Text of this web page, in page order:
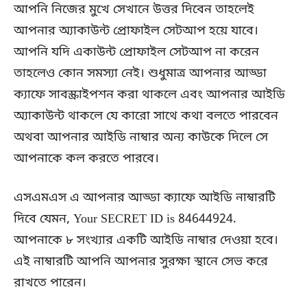
আপনি নিজের মুখে সেখানে উত্তর দিবেন তাহলেই
আপনার অ্যাকাউন্ট প্রোফাইল সেটআপ হয়ে যাবে।
আপনি যদি একাউন্ট প্রোফাইল সেটআপ না করেন
তাহলেও কোন সমস্যা নেই। শুধুমাত্র আপনার আড্ডা
ক্যাফে সাবস্ক্রাইপশন করা থাকলে এবং আপনার আইডি
অ্যাকাউন্ট থাকলে যে কারো সাথে কথা বলতে পারবেন
অথবা আপনার আইডি নাম্বার অন্য কাউকে দিলে সে
আপনাকে কল করতে পারবে।
এসএমএস এ আপনার আড্ডা ক্যাফে আইডি নাম্বারটি
দিবে যেমন, Your SECRET ID is 84644924.
আপনাকে ৮ সংখ্যার একটি আইডি নাম্বার দেওয়া হবে।
এই নাম্বারটি আপনি আপনার সুরক্ষা স্থানে সেভ করে
রাখতে পারেন।